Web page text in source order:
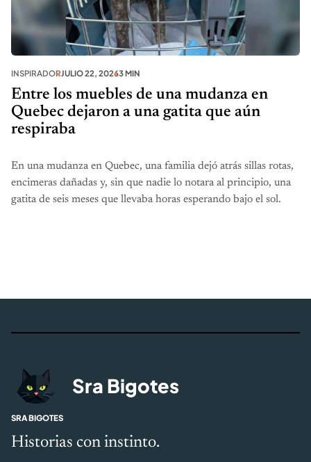
INSPIRADORJULIO 22, 20263 MIN
Entre los muebles de una mudanza en
Quebec dejaron a una gatita que aún
respiraba
En una mudanza en Quebec, una familia dejó atrás sillas rotas,
encimeras dañadas y, sin que nadie lo notara al principio, una
gatita de seis meses que llevaba horas esperando bajo el sol.
Sra Bigotes
SRA BIGOTES
Historias con instinto.